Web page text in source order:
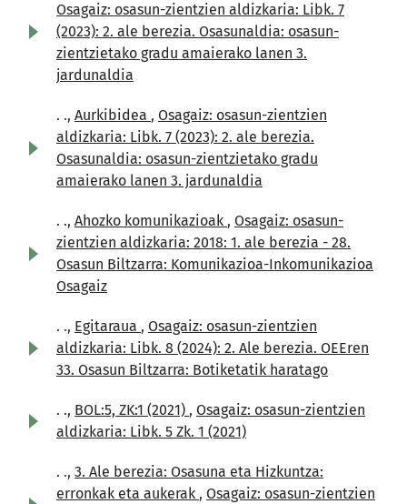
Osagaiz: osasun-zientzien aldizkaria: Libk. 7
(2023): 2. ale berezia. Osasunaldia: osasun-
zientzietako gradu amaierako lanen 3.
jardunaldia
. ., Aurkibidea , Osagaiz: osasun-zientzien
aldizkaria: Libk. 7 (2023): 2. ale berezia.
Osasunaldia: osasun-zientzietako gradu
amaierako lanen 3. jardunaldia
. ., Ahozko komunikazioak , Osagaiz: osasun-
zientzien aldizkaria: 2018: 1. ale berezia - 28.
Osasun Biltzarra: Komunikazioa-Inkomunikazioa
Osagaiz
. ., Egitaraua , Osagaiz: osasun-zientzien
aldizkaria: Libk. 8 (2024): 2. Ale berezia. OEEren
33. Osasun Biltzarra: Botiketatik haratago
. ., BOL:5, ZK:1 (2021) , Osagaiz: osasun-zientzien
aldizkaria: Libk. 5 Zk. 1 (2021)
. ., 3. Ale berezia: Osasuna eta Hizkuntza:
erronkak eta aukerak , Osagaiz: osasun-zientzien